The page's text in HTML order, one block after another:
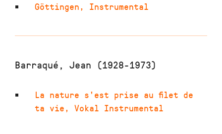
Göttingen, Instrumental
Barraqué, Jean (1928-1973)
La nature s'est prise au filet de
ta vie, Vokal Instrumental